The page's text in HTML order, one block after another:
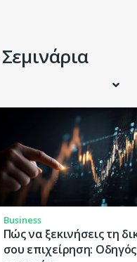
Business
Πώς να ξεκινήσεις τη
σου επιχείρηση: Οδηγός